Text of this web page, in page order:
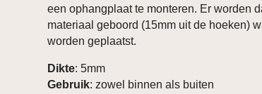
een ophangplaat te monteren. Er worden
materiaal geboord (15mm uit de hoeken)
worden geplaatst.
Dikte: 5mm
Gebruik: zowel binnen als buiten